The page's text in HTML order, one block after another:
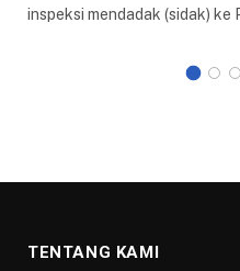
inspeksi mendadak (sidak) ke
TENTANG KAMI